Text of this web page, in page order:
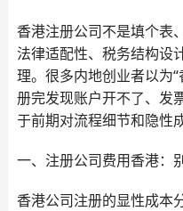
香港注册公司不是填个表
法律适配性、税务结构设
理。很多内地创业者以为
册完发现账户开不了、发
于前期对流程细节和隐性
一、注册公司费用香港：
香港公司注册的显性成本